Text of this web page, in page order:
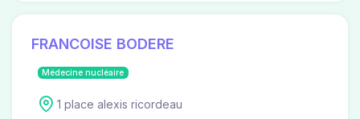
FRANCOISE BODERE
Médecine nucléaire
1 place alexis ricordeau